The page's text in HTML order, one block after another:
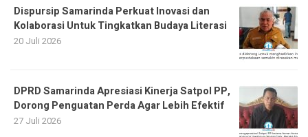
Dispursip Samarinda Perkuat Inovasi dan
Kolaborasi Untuk Tingkatkan Budaya Literasi
20 Juli 2026
DPRD Samarinda Apresiasi Kinerja Satpol PP,
Dorong Penguatan Perda Agar Lebih Efektif
27 Juli 2026